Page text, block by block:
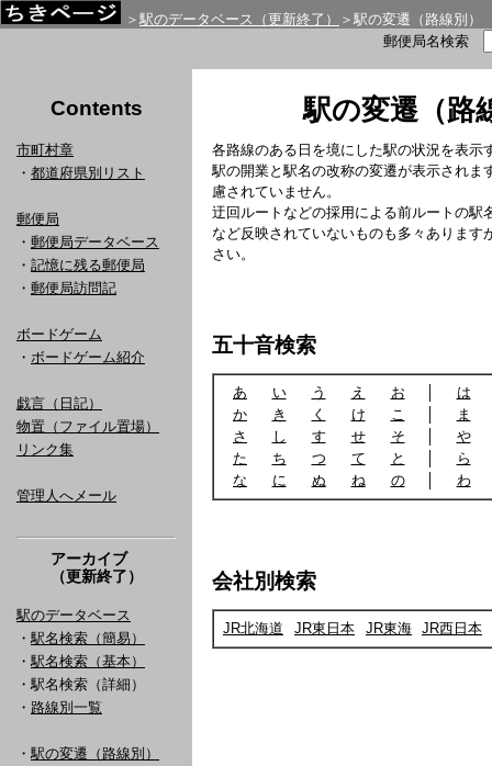
＞ 駅のデータベース（更新終了）
＞駅の変遷（路線別）
郵便局名検索
Contents
市町村章
・ 都道府県別リスト
郵便局
・ 郵便局データベース
・ 記憶に残る郵便局
・ 郵便局訪問記
ボードゲーム
・ ボードゲーム紹介
戯言（日記）
物置（ファイル置場）
リンク集
管理人へメール
アーカイブ
（更新終了）
駅のデータベース
・ 駅名検索（簡易）
・ 駅名検索（基本）
・駅名検索（詳細）
・ 路線別一覧
・ 駅の変遷（路線別）
駅の変遷（路
各路線のある日を境にした駅の状況を表示
駅の開業と駅名の改称の変遷が表示されま
慮されていません。
迂回ルートなどの採用による前ルートの駅
など反映されていないものも多々あります
さい。
五十音検索
あ い う え お
は
か
き く け こ
ま
さ
し す せ そ
や
た
ち つ て と
ら
な
に ぬ ね の わ
会社別検索
JR北海道 JR東日本 JR東海 JR西日本